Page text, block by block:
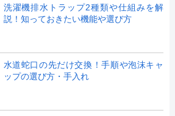
洗濯機排水トラップ2種類や仕組みを解
説！知っておきたい機能や選び方
水道蛇口の先だけ交換！手順や泡沫キャ
ップの選び方・手入れ